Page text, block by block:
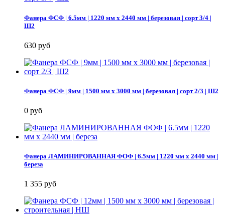
Фанера ФСФ | 6.5мм | 1220 мм х 2440 мм | березовая | сорт 3/4 |
Ш2
630 руб
Фанера ФСФ | 9мм | 1500 мм х 3000 мм | березовая | сорт 2/3 | Ш2
0 руб
Фанера ЛАМИНИРОВАННАЯ ФОФ | 6.5мм | 1220 мм х 2440 мм |
береза
1 355 руб